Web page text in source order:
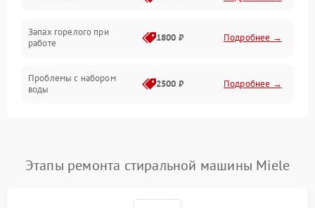
Запах горелого при
работе
1800 ₽ Подробнее →
Проблемы с набором
воды
2500 ₽ Подробнее →
Замена платы управления Подробнее →
Этапы ремонта стиральной машины Miele